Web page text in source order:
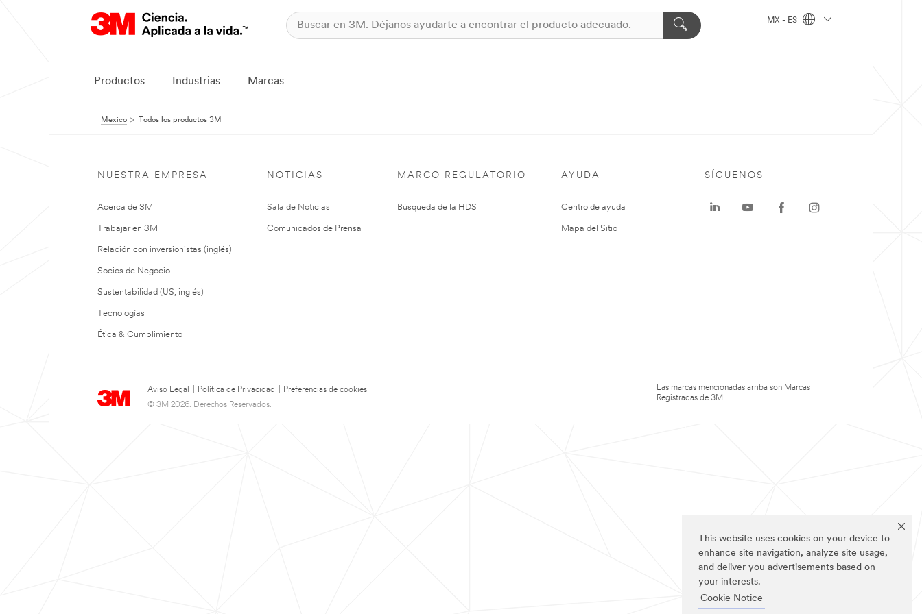
This website uses cookies on your device to
enhance site navigation, analyze site usage,
and deliver you advertisements based on
your interests.
Cookie Notice
MX - ES
Productos Industrias Marcas
Mexico Todos los productos 3M
NUESTRA EMPRESA
Acerca de 3M
Trabajar en 3M
Relación con inversionistas (inglés)
Socios de Negocio
Sustentabilidad (US, inglés)
Tecnologías
Ética & Cumplimiento
NOTICIAS
Sala de Noticias
Comunicados de Prensa
MARCO REGULATORIO
Búsqueda de la HDS
AYUDA
Centro de ayuda
Mapa del Sitio
Aviso Legal Política de Privacidad
Preferencias de cookies
© 3M 2026. Derechos Reservados.
SÍGUENOS
Las marcas mencionadas arriba son Marcas
Registradas de 3M.